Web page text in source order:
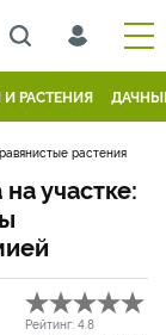
РАСТЕНИЯ
растения
участке:
Рейтинг: 4.8